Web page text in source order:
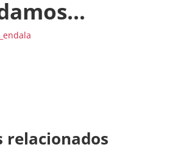
relacionados